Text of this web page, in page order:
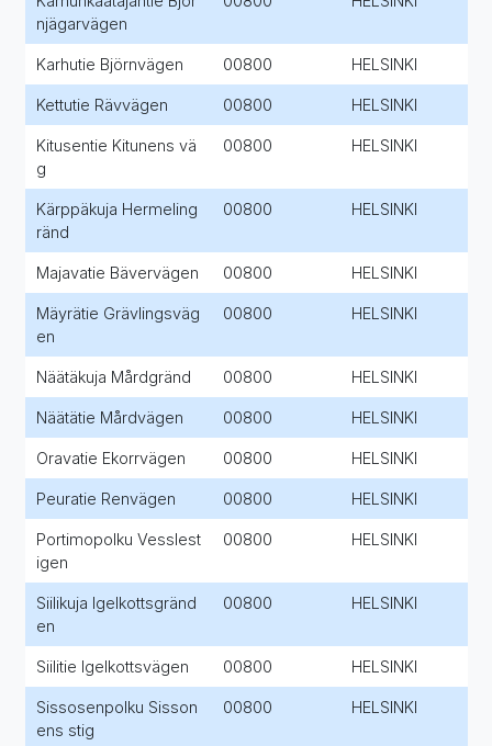
njägarvägen
Karhutie Björnvägen 00800 HELSINKI
Kettutie Rävvägen 00800 HELSINKI
Kitusentie Kitunens vä
g
00800 HELSINKI
Kärppäkuja Hermeling
ränd
00800 HELSINKI
Majavatie Bävervägen 00800 HELSINKI
Mäyrätie Grävlingsväg
en
00800 HELSINKI
Näätäkuja Mårdgränd 00800 HELSINKI
Näätätie Mårdvägen 00800 HELSINKI
Oravatie Ekorrvägen 00800 HELSINKI
Peuratie Renvägen 00800 HELSINKI
Portimopolku Vesslest
igen
00800 HELSINKI
Siilikuja Igelkottsgränd
en
00800 HELSINKI
Siilitie Igelkottsvägen 00800 HELSINKI
Sissosenpolku Sisson
ens stig
00800 HELSINKI